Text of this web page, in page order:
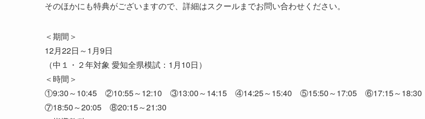
そのほかにも特典がございますので、詳細はスクールまでお問い合わせください。
＜期間＞
12月22日～1月9日
（中１・２年対象 愛知全県模試：1月10日）
＜時間＞
①9:30～10:45 ②10:55～12:10 ③13:00～14:15 ④14:25～15:40 ⑤15:50～17:05 ⑥17:15～18:30
⑦18:50～20:05 ⑧20:15～21:30